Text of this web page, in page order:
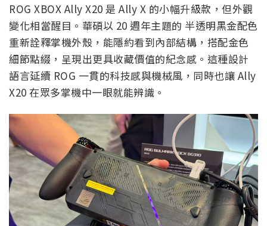
ROG XBOX Ally X20 是 Ally X 的小幅升級款，但外觀
變化相當醒目。華碩以 20 週年主題的 半透明黑金配色
重新詮釋掌機外殼，能隱約看到內部結構，搭配金色
細節點綴，呈現出更具收藏價值的紀念感。這種設計
語言延續 ROG 一貫的科技感與機械風，同時也讓 Ally
X20 在眾多掌機中一眼就能辨識。